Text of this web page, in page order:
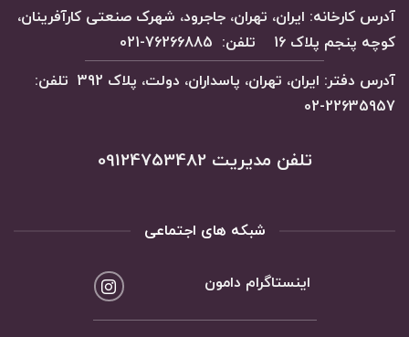
آدرس کارخانه: ایران، تهران، جاجرود، شهرک صنعتی کارآفرینان،
کوچه پنجم پلاک 16 تلفن: 76266885-021
آدرس دفتر: ایران، تهران، پاسداران، دولت، پلاک 392 تلفن:
22635957-02
تلفن مدیریت 09124753482
شبکه های اجتماعی
اینستاگرام دامون